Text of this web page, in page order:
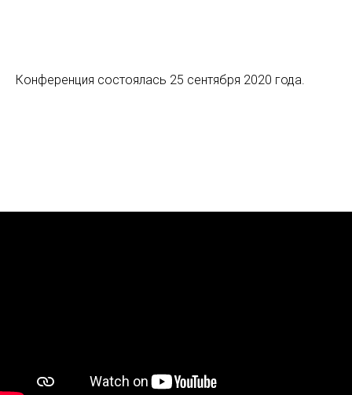
Конференция состоялась 25 сентября 2020 года.